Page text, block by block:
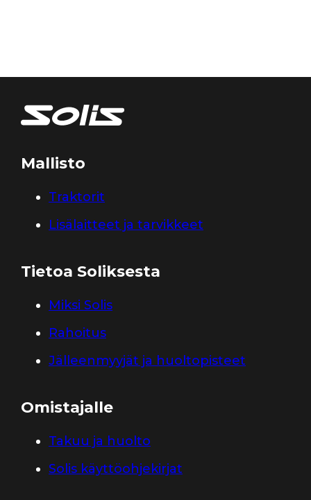
Mallisto
Traktorit
Lisälaitteet ja tarvikkeet
Tietoa Soliksesta
Miksi Solis
Rahoitus
Jälleenmyyjät ja huoltopisteet
Omistajalle
Takuu ja huolto
Solis käyttöohjekirjat